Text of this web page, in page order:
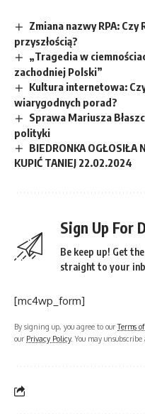
Zmiana nazwy RPA:
przyszłością?
„Tragedia w
zachodniej Polski”
Kultura internetowa:
wiarygodnych porad?
Sprawa Mariusza
polityki
BIEDRONKA OGŁOSIŁA
KUPIĆ TANIEJ 22.02.2024
Sign Up For
Be keep up! Get
straight to your
[mc4wp_form]
By signing up, you agree to ourTerms
our Privacy Policy. You may